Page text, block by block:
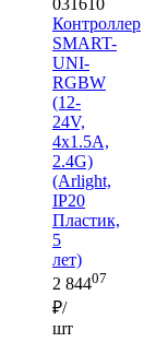
031610
Контроллер
SMART-
UNI-
RGBW
(12-
24V,
4x1.5A,
2.4G)
(Arlight,
IP20
Пластик,
5
лет)
2 84407
₽/
шт